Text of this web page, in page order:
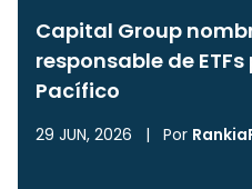
Capital Group
responsable de
Pacífico
29 JUN, 2026 | Por